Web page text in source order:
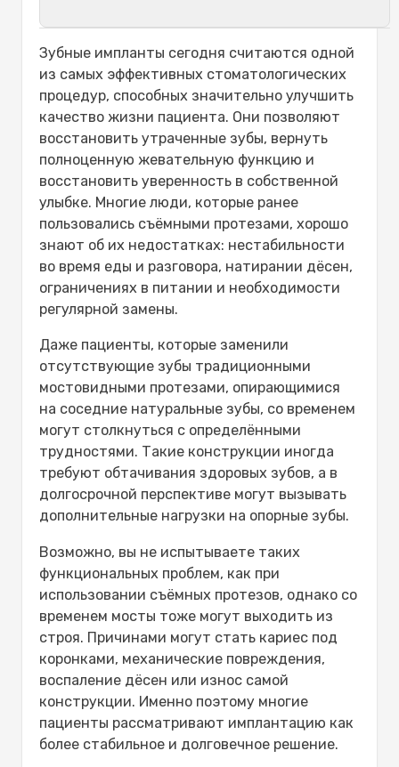
Долгосрочные побочные эффекты
зубных имплантов:
Подходите ли вы для установки
зубного импланта?
Основные критерии подходящего
кандидата для установки зубного
импланта включают следующие
факторы.
Уход за зубными имплантатами
Питание мягкой, полезной пищей
Полоскание рта солевым
раствором
Отказ от курения
деснами
Используйте мягкую зубную
щетку
Поддерживайте водный баланс
Избегайте физических нагрузок
Нежелательные побочные эффекты
зубных имплантов
Задержка заживления кости —
долгосрочный побочный эффект зубных
Задержка заживления кости —
долгосрочный побочный эффект
зубных имплантов
Отторжение импланта
Основные причины отказа зубных
имплантов
Заключение
Часто задаваемые вопросы
Какие долгосрочные побочные
эффекты могут возникнуть после
Зубные импланты сегодня считаются одной
из самых эффективных стоматологических
процедур, способных значительно улучшить
качество жизни пациента. Они позволяют
восстановить утраченные зубы, вернуть
полноценную жевательную функцию и
восстановить уверенность в собственной
улыбке. Многие люди, которые ранее
пользовались съёмными протезами, хорошо
знают об их недостатках: нестабильности
во время еды и разговора, натирании дёсен,
ограничениях в питании и необходимости
регулярной замены.
Даже пациенты, которые заменили
отсутствующие зубы традиционными
мостовидными протезами, опирающимися
на соседние натуральные зубы, со временем
могут столкнуться с определёнными
трудностями. Такие конструкции иногда
требуют обтачивания здоровых зубов, а в
долгосрочной перспективе могут вызывать
дополнительные нагрузки на опорные зубы.
Возможно, вы не испытываете таких
функциональных проблем, как при
использовании съёмных протезов, однако со
временем мосты тоже могут выходить из
строя. Причинами могут стать кариес под
коронками, механические повреждения,
воспаление дёсен или износ самой
конструкции. Именно поэтому многие
пациенты рассматривают имплантацию как
более стабильное и долговечное решение.